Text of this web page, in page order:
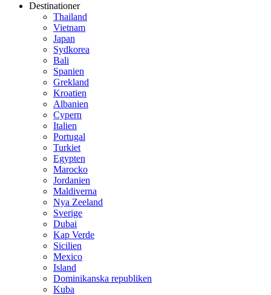
Destinationer
Thailand
Vietnam
Japan
Sydkorea
Bali
Spanien
Grekland
Kroatien
Albanien
Cypern
Italien
Portugal
Turkiet
Egypten
Marocko
Jordanien
Maldiverna
Nya Zeeland
Sverige
Dubai
Kap Verde
Sicilien
Mexico
Island
Dominikanska republiken
Kuba